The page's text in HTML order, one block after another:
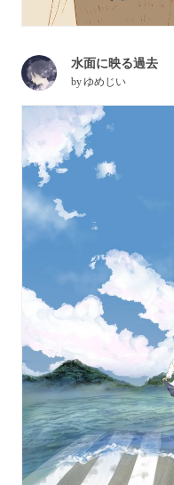
水面に映る過去
byゆめじい